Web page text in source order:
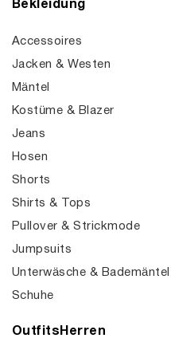
Bekleidung
Accessoires
Jacken & Westen
Mäntel
Kostüme & Blazer
Jeans
Hosen
Shorts
Shirts & Tops
Pullover & Strickmode
Jumpsuits
Unterwäsche & Bademäntel
Schuhe
OutfitsHerren